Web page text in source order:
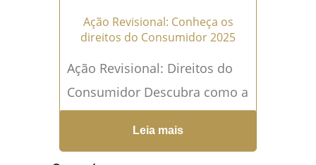
Ação Revisional: Conheça os
direitos do Consumidor 2025
Ação Revisional: Direitos do
Consumidor Descubra como a
ação revisional de contratos,
inclusive a ação revisional de
Leia mais